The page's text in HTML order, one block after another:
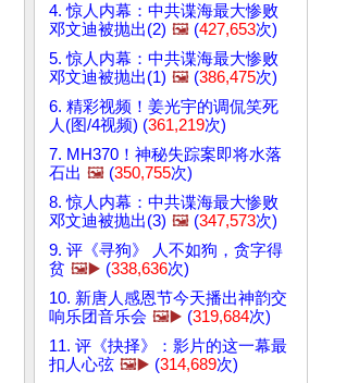
4. 惊人内幕：中共谍海最大惨败
邓文迪被抛出(2) 🖼️ (427,653次)
5. 惊人内幕：中共谍海最大惨败
邓文迪被抛出(1) 🖼️ (386,475次)
6. 精彩视频！姜光宇的调侃笑死
人(图/4视频) (361,219次)
7. MH370！神秘失踪案即将水落
石出 🖼️ (350,755次)
8. 惊人内幕：中共谍海最大惨败
邓文迪被抛出(3) 🖼️ (347,573次)
9. 评《寻狗》 人不如狗，贪字得
贫 🖼️▶️ (338,636次)
10. 新唐人感恩节今天播出神韵交
响乐团音乐会 🖼️▶️ (319,684次)
11. 评《抉择》：影片的这一幕最
扣人心弦 🖼️▶️ (314,689次)